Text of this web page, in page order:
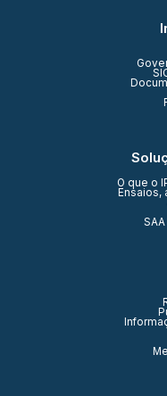
O que o
Ensaios,